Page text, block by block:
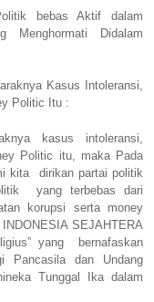
bebas Aktif dalam
Menghormati Didalam
Kasus Intoleransi,
Politic Itu :
kasus intoleransi,
Politic itu, maka Pada
kita dirikan partai politik
yang terbebas dari
korupsi serta money
SEJAHTERA
yang bernafaskan
Pancasila dan Undang
Tunggal Ika dalam